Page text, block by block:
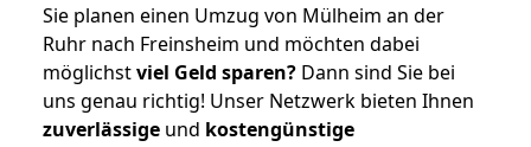
Sie planen einen Umzug von Mülheim an der
Ruhr nach Freinsheim und möchten dabei
möglichstviel Geld sparen? Dann sind Sie bei
uns genau richtig! Unser Netzwerk bieten Ihnen
zuverlässige und kostengünstige